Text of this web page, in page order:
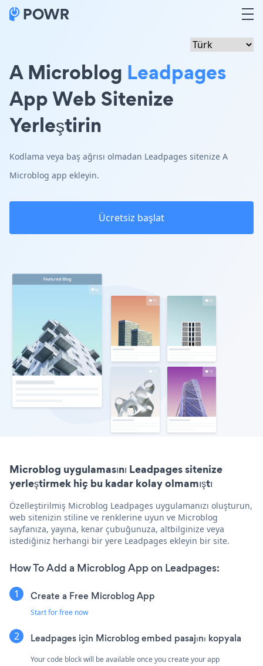
A Microblog Leadpages
App Web Sitenize
Yerleştirin
Kodlama veya baş ağrısı olmadan Leadpages sitenize A
Microblog app ekleyin.
Ücretsiz başlat
Microblog uygulamasını Leadpages sitenize
yerleştirmek hiç bu kadar kolay olmamıştı
Özelleştirilmiş Microblog Leadpages uygulamanızı oluşturun,
web sitenizin stiline ve renklerine uyun ve Microblog
sayfanıza, yayına, kenar çubuğunuza, altbilginize veya
istediğiniz herhangi bir yere Leadpages ekleyin bir site.
How To Add a Microblog App on Leadpages:
Create a Free Microblog App
Start for free now
Leadpages için Microblog embed pasajını kopyala
Your code block will be available once you create your app